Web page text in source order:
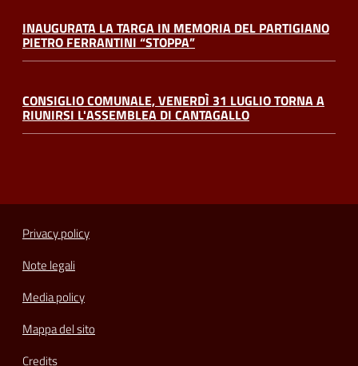
INAUGURATA LA TARGA IN MEMORIA DEL PARTIGIANO
PIETRO FERRANTINI “STOPPA”
CONSIGLIO COMUNALE, VENERDÌ 31 LUGLIO TORNA A
RIUNIRSI L'ASSEMBLEA DI CANTAGALLO
Privacy policy
Note legali
Media policy
Mappa del sito
Credits